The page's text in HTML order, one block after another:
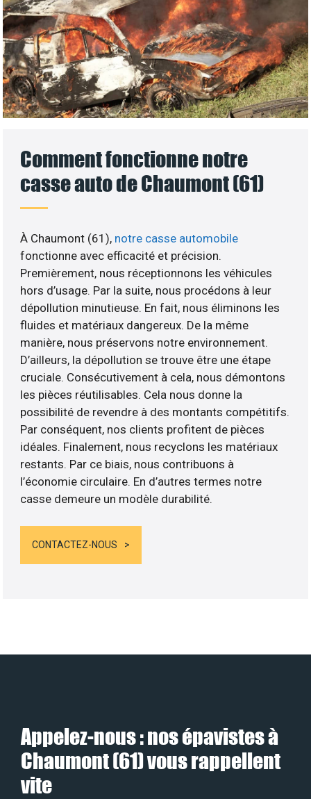
Comment fonctionne notre
casse auto de Chaumont (61)
À Chaumont (61), notre casse automobile
fonctionne avec efficacité et précision.
Premièrement, nous réceptionnons les véhicules
hors d’usage. Par la suite, nous procédons à leur
dépollution minutieuse. En fait, nous éliminons les
fluides et matériaux dangereux. De la même
manière, nous préservons notre environnement.
D’ailleurs, la dépollution se trouve être une étape
cruciale. Consécutivement à cela, nous démontons
les pièces réutilisables. Cela nous donne la
possibilité de revendre à des montants compétitifs.
Par conséquent, nos clients profitent de pièces
idéales. Finalement, nous recyclons les matériaux
restants. Par ce biais, nous contribuons à
l’économie circulaire. En d’autres termes notre
casse demeure un modèle durabilité.
CONTACTEZ-NOUS
Appelez-nous : nos épavistes à
Chaumont (61) vous rappellent
vite